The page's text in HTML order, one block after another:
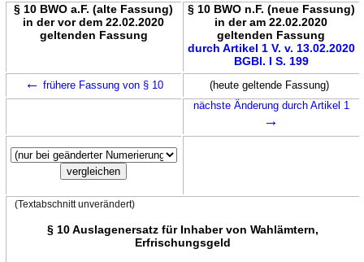
§ 10 BWO a.F. (alte Fassung)
in der vor dem 22.02.2020
geltenden Fassung
§ 10 BWO n.F. (neue Fassung)
in der am 22.02.2020
geltenden Fassung
durch Artikel 1 V. v. 13.02.2020
BGBl. I S. 199
← frühere Fassung von § 10
(heute geltende Fassung)
nächste Änderung durch Artikel 1
→
(Textabschnitt unverändert)
§ 10 Auslagenersatz für Inhaber von Wahlämtern,
Erfrischungsgeld